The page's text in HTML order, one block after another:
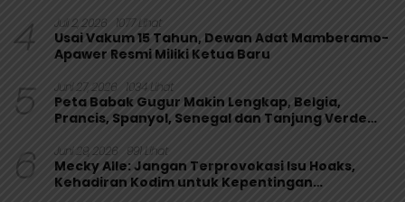
4 Juli 2, 2026 1077 Lihat
Usai Vakum 15 Tahun, Dewan Adat Mamberamo-
Apawer Resmi Miliki Ketua Baru
5 Juni 27, 2026 1034 Lihat
Peta Babak Gugur Makin Lengkap, Belgia,
Prancis, Spanyol, Senegal dan Tanjung Verde
6 Juni 29, 2026 991 Lihat
Mecky Alle: Jangan Terprovokasi Isu Hoaks,
Kehadiran Kodim untuk Kepentingan